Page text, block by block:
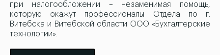
при налогообложении – незаменимая помощь,
которую окажут профессионалы Отдела по г.
Витебска и Витебской области ООО «Бухгалтерские
технологии».